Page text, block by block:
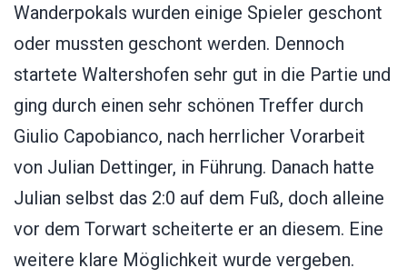
Wanderpokals wurden einige Spieler geschont
oder mussten geschont werden. Dennoch
startete Waltershofen sehr gut in die Partie und
ging durch einen sehr schönen Treffer durch
Giulio Capobianco, nach herrlicher Vorarbeit
von Julian Dettinger, in Führung. Danach hatte
Julian selbst das 2:0 auf dem Fuß, doch alleine
vor dem Torwart scheiterte er an diesem. Eine
weitere klare Möglichkeit wurde vergeben.